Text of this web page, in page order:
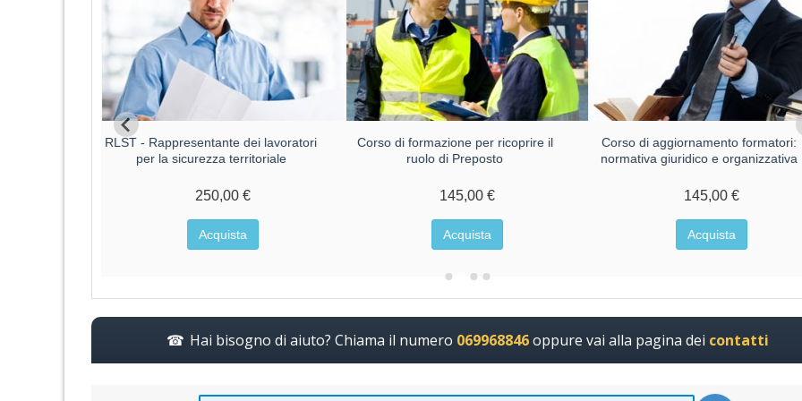
RLST - Rappresentante dei lavoratori
per la sicurezza territoriale
250,00 €
Acquista
Corso di formazione per ricoprire il
ruolo di Preposto
145,00 €
Acquista
Corso di aggiornamento formatori:
normativa giuridico e organizzativa
145,00 €
Acquista
Hai bisogno di aiuto? Chiama il numero 069968846oppure vai alla pagina dei contatti